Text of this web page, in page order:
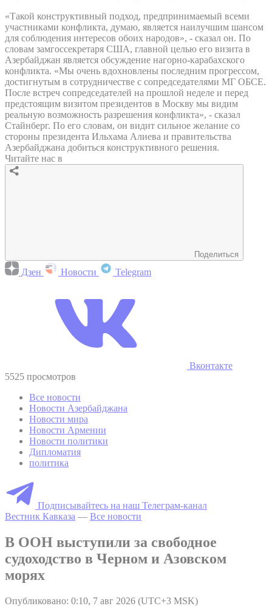
«Такой конструктивный подход, предпринимаемый всеми
участниками конфликта, думаю, является наилучшим шансом
для соблюдения интересов обоих народов», - сказал он. По
словам замгоссекретаря США, главной целью его визита в
Азербайджан является обсуждение нагорно-карабахского
конфликта. «Мы очень вдохновлены последним прогрессом,
достигнутым в сотрудничестве с сопредседателями МГ ОБСЕ.
После встреч сопредседателей на прошлой неделе и перед
предстоящим визитом президентов в Москву мы видим
реальную возможность разрешения конфликта», - сказал
Стайнберг. По его словам, он видит сильное желание со
стороны президента Ильхама Алиева и правительства
Азербайджана добиться конструктивного решения.
Читайте нас в
Поделиться
Дзен Новости Telegram
Вконтакте
5525 просмотров
Все новости
Новости Азербайджана
Новости мира
Новости Армении
Новости политики
Дипломатия
политика
Подписывайтесь на наш Телеграм-канал
Вестник Кавказа — Все новости
В ООН выступили за свободное
судоходство в Черном и Азовском
морях
Опубликовано: 0:10, 7 авг 2026 (UTC+3 MSK)